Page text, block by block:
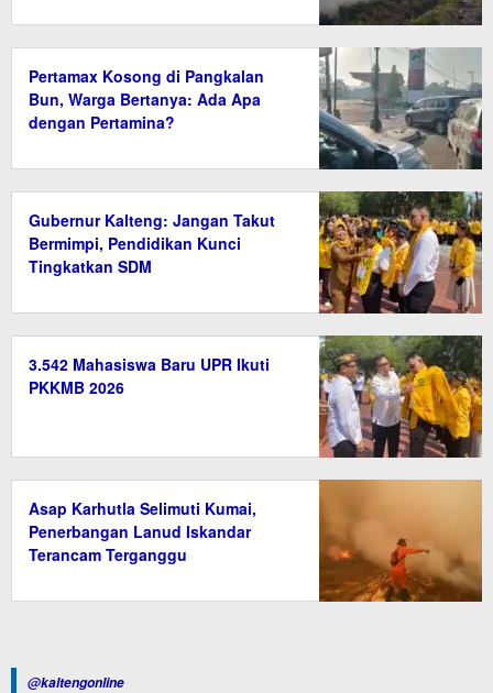
Pertamax Kosong di Pangkalan
Bun, Warga Bertanya: Ada Apa
dengan Pertamina?
Gubernur Kalteng: Jangan Takut
Bermimpi, Pendidikan Kunci
Tingkatkan SDM
3.542 Mahasiswa Baru UPR Ikuti
PKKMB 2026
Asap Karhutla Selimuti Kumai,
Penerbangan Lanud Iskandar
Terancam Terganggu
@kaltengonline